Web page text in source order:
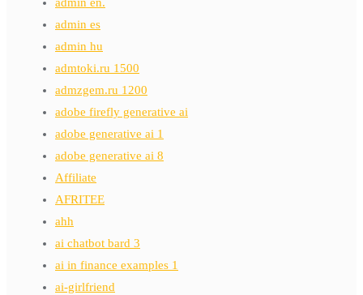
admin en.
admin es
admin hu
admtoki.ru 1500
admzgem.ru 1200
adobe firefly generative ai
adobe generative ai 1
adobe generative ai 8
Affiliate
AFRITEE
ahh
ai chatbot bard 3
ai in finance examples 1
ai-girlfriend